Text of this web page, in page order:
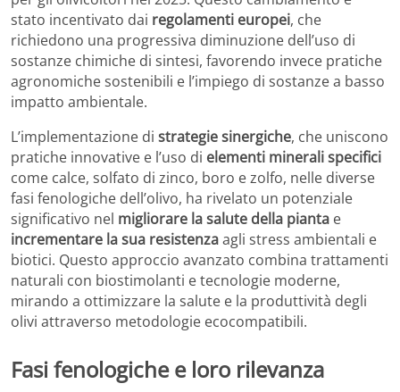
stato incentivato dai regolamenti europei, che
richiedono una progressiva diminuzione dell’uso di
sostanze chimiche di sintesi, favorendo invece pratiche
agronomiche sostenibili e l’impiego di sostanze a basso
impatto ambientale.
L’implementazione di strategie sinergiche, che uniscono
pratiche innovative e l’uso di elementi minerali specifici
come calce, solfato di zinco, boro e zolfo, nelle diverse
fasi fenologiche dell’olivo, ha rivelato un potenziale
significativo nel migliorare la salute della pianta e
incrementare la sua resistenzaagli stress ambientali e
biotici. Questo approccio avanzato combina trattamenti
naturali con biostimolanti e tecnologie moderne,
mirando a ottimizzare la salute e la produttività degli
olivi attraverso metodologie ecocompatibili.
Fasi fenologiche e loro rilevanza